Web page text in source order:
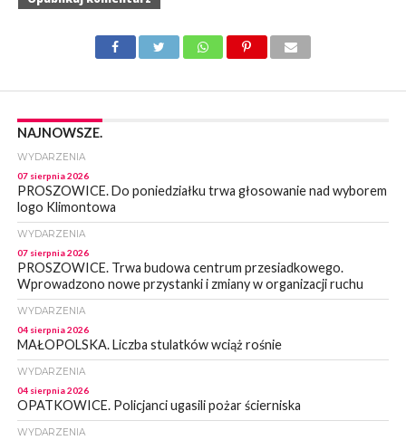
NAJNOWSZE.
WYDARZENIA
07 sierpnia 2026
PROSZOWICE. Do poniedziałku trwa głosowanie nad wyborem
logo Klimontowa
WYDARZENIA
07 sierpnia 2026
PROSZOWICE. Trwa budowa centrum przesiadkowego.
Wprowadzono nowe przystanki i zmiany w organizacji ruchu
WYDARZENIA
04 sierpnia 2026
MAŁOPOLSKA. Liczba stulatków wciąż rośnie
WYDARZENIA
04 sierpnia 2026
OPATKOWICE. Policjanci ugasili pożar ścierniska
WYDARZENIA